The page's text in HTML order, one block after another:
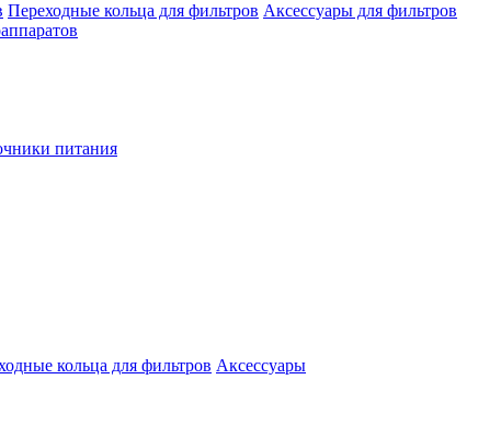
Переходные кольца для фильтров Аксессуары для фильтров
питания
кольца для фильтров Аксессуары